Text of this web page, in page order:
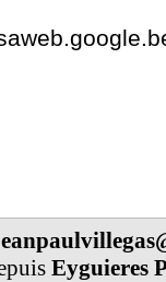
Eyguieres